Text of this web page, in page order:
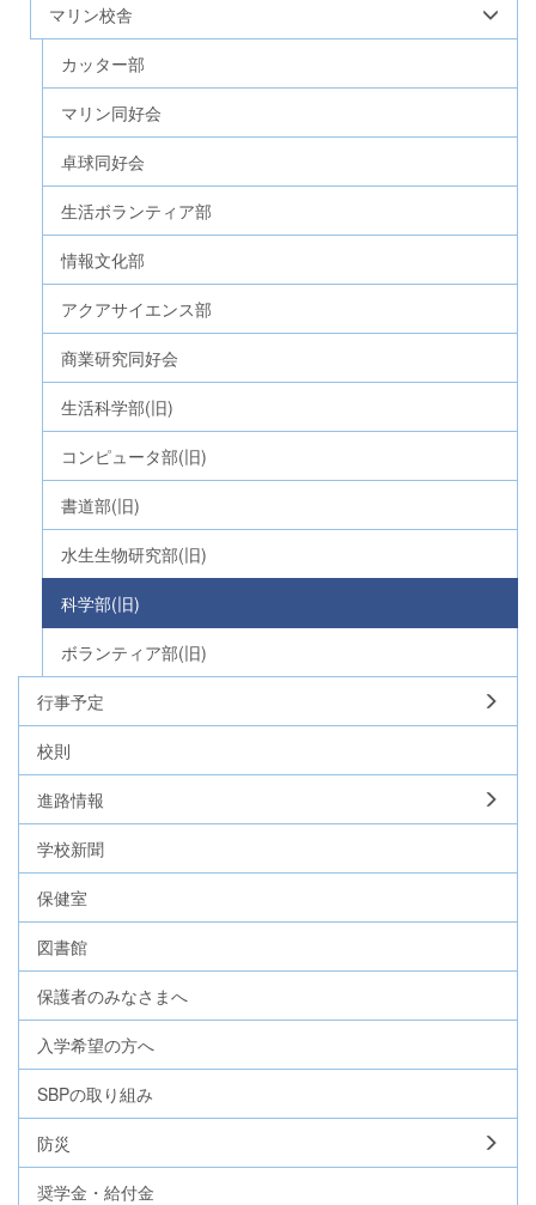
マリン校舎
カッター部
マリン同好会
卓球同好会
生活ボランティア部
情報文化部
アクアサイエンス部
商業研究同好会
生活科学部(旧)
コンピュータ部(旧)
書道部(旧)
水生生物研究部(旧)
科学部(旧)
ボランティア部(旧)
行事予定
校則
進路情報
学校新聞
保健室
図書館
保護者のみなさまへ
入学希望の方へ
SBPの取り組み
防災
奨学金・給付金